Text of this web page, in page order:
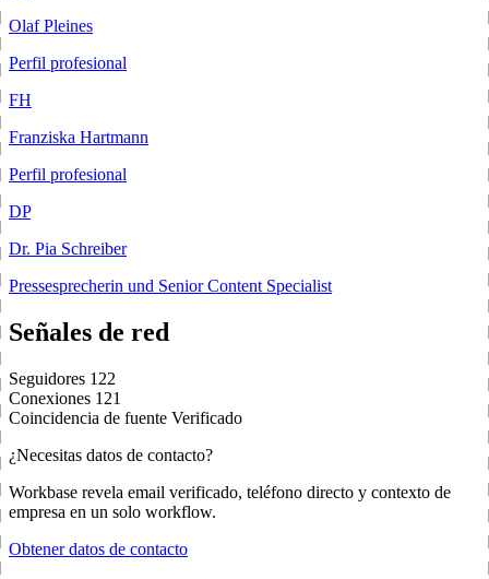
Olaf Pleines
Perfil profesional
FH
Franziska Hartmann
Perfil profesional
DP
Dr. Pia Schreiber
Pressesprecherin und Senior Content Specialist
Señales de red
Seguidores 122
Conexiones 121
Coincidencia de fuente Verificado
¿Necesitas datos de contacto?
Workbase revela email verificado, teléfono directo y contexto de
empresa en un solo workflow.
Obtener datos de contacto